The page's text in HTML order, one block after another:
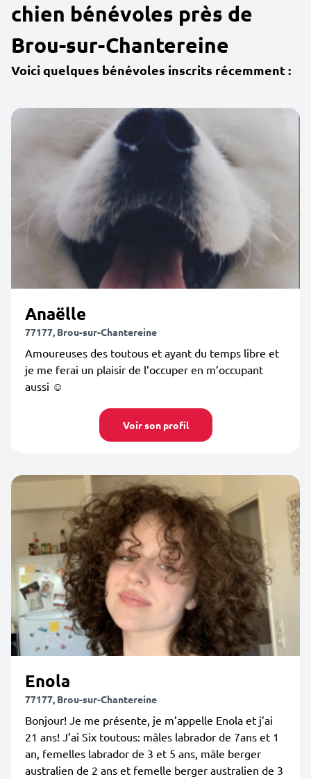
chien bénévoles près de
Brou-sur-Chantereine
Voici quelques bénévoles inscrits récemment :
Anaëlle
77177, Brou-sur-Chantereine
Amoureuses des toutous et ayant du temps libre et
je me ferai un plaisir de l’occuper en m’occupant
aussi ☺️
Voir son profil
Enola
77177, Brou-sur-Chantereine
Bonjour! Je me présente, je m’appelle Enola et j’ai
21 ans! J’ai Six toutous: mâles labrador de 7ans et 1
an, femelles labrador de 3 et 5 ans, mâle berger
australien de 2 ans et femelle berger australien de 3